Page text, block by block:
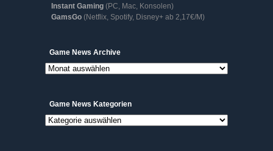
Instant Gaming (PC, Mac, Konsolen)
GamsGo (Netflix, Spotify, Disney+ ab 2,17€/M)
Game News ArchiveGame
News
Archive
Game News Kategorien
Game